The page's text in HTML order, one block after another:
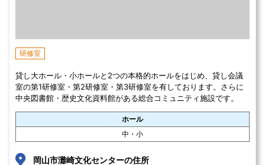
研修室
貸し大ホール・小ホールと2つの本格的ホールをはじめ、貸し会議
室の第1研修室・第2研修室・第3研修室を有しております。さらに
中央図書館・歴史文化資料館がある総合コミュニティ施設です。
ホール
中・小
岡山市灘崎文化センターの住所